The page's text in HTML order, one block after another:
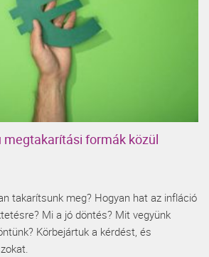
megtakarítási formák közül
takarítsunk meg? Hogyan hat az infláció
Mi a jó döntés? Mit vegyünk
Körbejártuk a kérdést, és